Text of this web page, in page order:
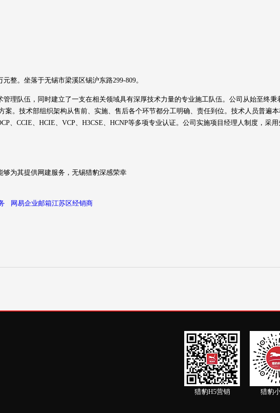
整。坐落于无锡市梁溪区锡沪东路299-809。
理队伍，同时建立了一支在相关领域具有深厚技术力量的专业施工队伍。公司从始至终秉
案。技术部组织架构从售前、实施、售后各个环节都分工明确、责任到位。技术人员普遍
、CCIE、HCIE、VCP、H3CSE、HCNP等多项专业认证。公司实施项目经理人制度，采
为其提供网建服务，无锡猎豹深感荣幸
网易企业邮箱江苏区经销商
猎豹
猎豹H5营销